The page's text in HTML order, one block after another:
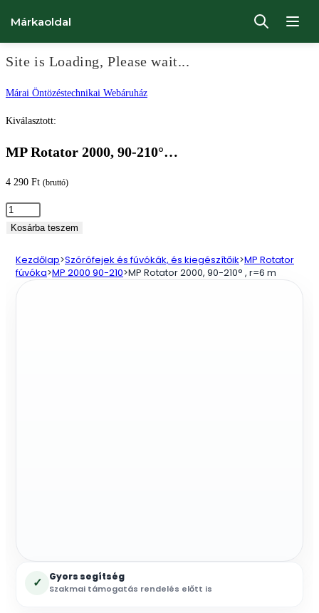
Site is Loading, Please wait...
Ugrás
Márai Öntözéstechnikai Webáruház
Márkaoldal
Kiválasztott:
MP Rotator 2000, 90-210°…
4 290 Ft (bruttó)
MP
Rotator
90-
210°
Kosárba teszem
Kezdőlap>Szórófejek és fúvókák, és kiegészítőik>MP Rotator
fúvóka>MP 2000 90-210>MP Rotator 2000, 90-210° , r=6 m
✓ Gyors segítség
Szakmai támogatás rendelés előtt is